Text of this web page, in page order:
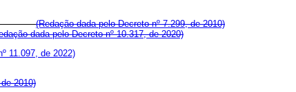
(Redação dada pelo Decreto nº 7.299, de 2010)
dada pelo Decreto nº 10.317, de 2020)
11.097, de 2022)
2010)